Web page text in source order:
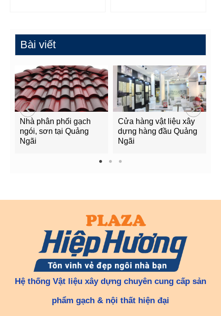
Bài viết
Nhà phân phối gạch
ngói, sơn tại Quảng
Ngãi
Cửa hàng vật liệu xây
dựng hàng đầu Quảng
Ngãi
1 2 3
Hệ thống Vật liệu xây dựng chuyên cung cấp sản
phẩm gạch & nội thất hiện đại